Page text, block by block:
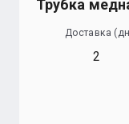
Трубка
Доставка
2